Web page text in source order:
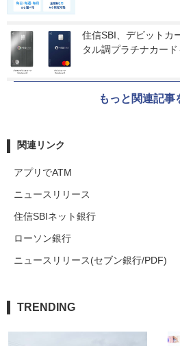
住信SBI、デビットカ
タル調プラチナカード
もっと関連記事
関連リンク
アプリでATM
ニュースリリース
住信SBIネット銀行
ローソン銀行
ニュースリリース(セブン銀行/PDF)
TRENDING